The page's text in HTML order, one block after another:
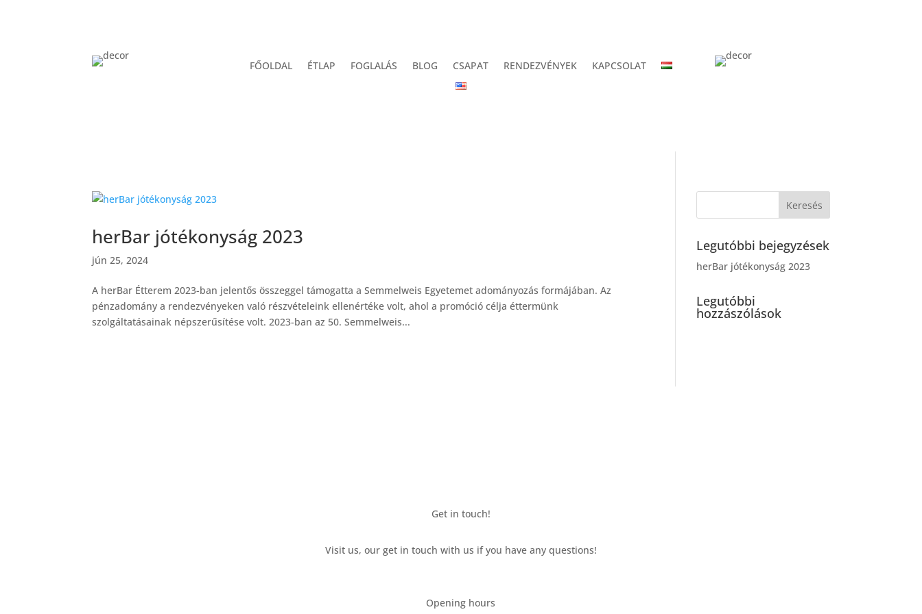
FŐOLDAL ÉTLAP FOGLALÁS BLOG CSAPAT RENDEZVÉNYEK KAPCSOLAT
herBar jótékonyság 2023
jún 25, 2024
A herBar Étterem 2023-ban jelentős összeggel támogatta a Semmelweis Egyetemet adományozás formájában. Az
pénzadomány a rendezvényeken való részvételeink ellenértéke volt, ahol a promóció célja éttermünk
szolgáltatásainak népszerűsítése volt. 2023-ban az 50. Semmelweis...
Legutóbbi bejegyzések
herBar jótékonyság 2023
Legutóbbi
hozzászólások
Get in touch!
Visit us, our get in touch with us if you have any questions!
Opening hours